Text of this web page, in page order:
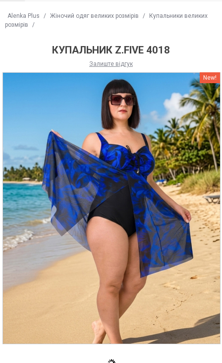
Alenka Plus / Жіночий одяг великих розмірів /
Купальники великих
розмірів
/
КУПАЛЬНИК Z.FIVE 4018
Залиште відгук
New!